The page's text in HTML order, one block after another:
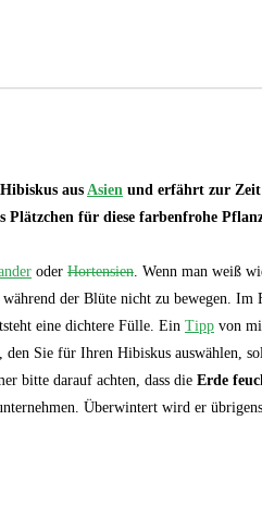
aus Asien und erfährt zur Zeit
Plätzchen für diese farbenfrohe
oder Hortensien. Wenn man weiß
der Blüte nicht zu bewegen. Im
eine dichtere Fülle. Ein Tipp von
den Sie für Ihren Hibiskus auswählen,
bitte darauf achten, dass die Erde
Überwintert wird er